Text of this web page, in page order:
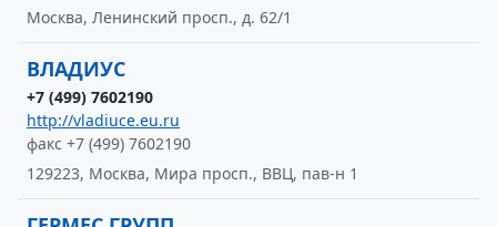
Москва, Ленинский просп., д. 62/1
ВЛАДИУС
+7 (499) 7602190
http://vladiuce.eu.ru
факс +7 (499) 7602190
129223, Москва, Мира просп., ВВЦ, пав-н 1